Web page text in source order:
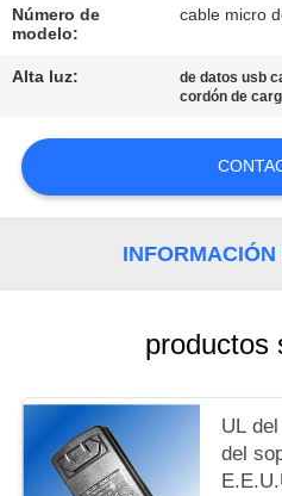
MAPA
DEL
PRIVACY
Número de
modelo:
cable micro
Alta luz: de datos usb
cordón de
productos
UL
del